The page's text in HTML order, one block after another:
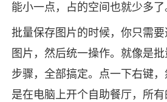
能小一点，占的空间也就少多了
批量保存图片的时候，你只需
图片，然后统一操作。就像是
步骤，全部搞定。点一下右键，
是在电脑上开个自助餐厅，所